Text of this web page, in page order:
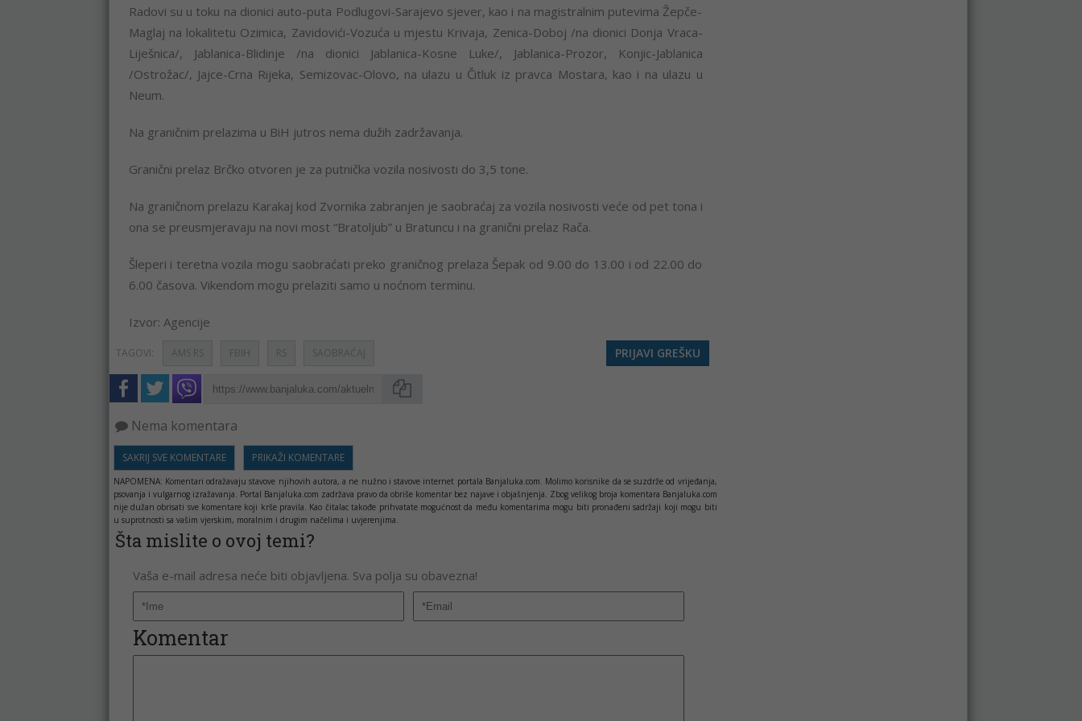
Radovi su u toku na dionici auto-puta Podlugovi-Sarajevo sjever, kao i na magistralnim putevima Žepče-
Maglaj na lokalitetu Ozimica, Zavidovići-Vozuća u mjestu Krivaja, Zenica-Doboj /na dionici Donja Vraca-
Liješnica/, Jablanica-Blidinje /na dionici Jablanica-Kosne Luke/, Jablanica-Prozor, Konjic-Jablanica
/Ostrožac/, Jajce-Crna Rijeka, Semizovac-Olovo, na ulazu u Čitluk iz pravca Mostara, kao i na ulazu u
Neum.
Na graničnim prelazima u BiH jutros nema dužih zadržavanja.
Granični prelaz Brčko otvoren je za putnička vozila nosivosti do 3,5 tone.
Na graničnom prelazu Karakaj kod Zvornika zabranjen je saobraćaj za vozila nosivosti veće od pet tona i
ona se preusmjeravaju na novi most “Bratoljub” u Bratuncu i na granični prelaz Rača.
Šleperi i teretna vozila mogu saobraćati preko graničnog prelaza Šepak od 9.00 do 13.00 i od 22.00 do
6.00 časova. Vikendom mogu prelaziti samo u noćnom terminu.
Izvor: Agencije
TAGOVI: AMS RS FBIH RS SAOBRAĆAJ PRIJAVI GREŠKU
Nema komentara
SAKRIJ SVE KOMENTARE PRIKAŽI KOMENTARE
NAPOMENA: Komentari odražavaju stavove njihovih autora, a ne nužno i stavove internet portala Banjaluka.com. Molimo korisnike da se suzdrže od vrijeđanja,
psovanja i vulgarnog izražavanja. Portal Banjaluka.com zadržava pravo da obriše komentar bez najave i objašnjenja. Zbog velikog broja komentara Banjaluka.com
nije dužan obrisati sve komentare koji krše pravila. Kao čitalac takođe prihvatate mogućnost da među komentarima mogu biti pronađeni sadržaji koji mogu biti
u suprotnosti sa vašim vjerskim, moralnim i drugim načelima i uvjerenjima.
Šta mislite o ovoj temi?
Vaša e-mail adresa neće biti objavljena. Sva polja su obavezna!
Komentar